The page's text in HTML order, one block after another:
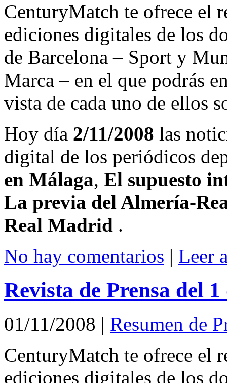
CenturyMatch te ofrece el
ediciones digitales de los
de Barcelona – Sport y
Marca – en el que podrás
vista de cada uno de ellos
Hoy día 2/11/2008 las
digital de los periódicos
en Málaga, El supuesto
La previa del Almería-
Real Madrid .
No hay comentarios | Leer
Revista de Prensa del
01/11/2008 | Resumen de
CenturyMatch te ofrece el
ediciones digitales de los